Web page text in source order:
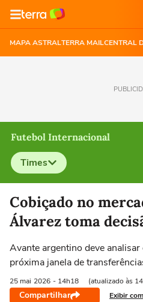
MAPA ASTRALTERRA MAILCENTRAL
Futebol Internacional
Times
Selecione o time para ver as
Cobiçado no
Álvarez toma
Avante argentino deve
próxima janela de
25 mai 2026 - 14h18 (atualizado às
Compartilhar Exibir